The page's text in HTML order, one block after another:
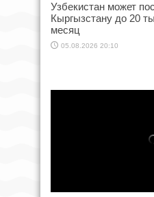
Узбекистан может
Кыргызстану до 20
месяц
05.08.2026 20:10